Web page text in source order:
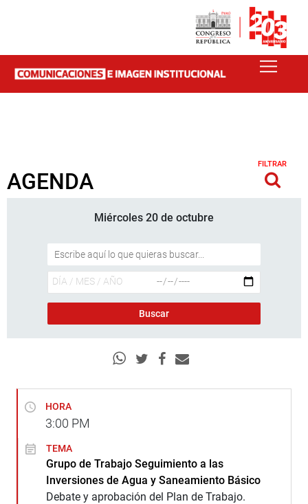
AGENDA
FILTRAR
Miércoles 20 de octubre
HORA
3:00 PM
TEMA
Grupo de Trabajo Seguimiento a las
Inversiones de Agua y Saneamiento Básico
Debate y aprobación del Plan de Trabajo.